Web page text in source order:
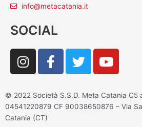
info@metacatania.it
SOCIAL
I
n
t
a
g
F
a
e
b
T
w
t
t
Y
o
t
u
© 2022 Società S.S.D. Meta Catania C5
04541220879 CF 90038650876 – Via
Catania (CT)